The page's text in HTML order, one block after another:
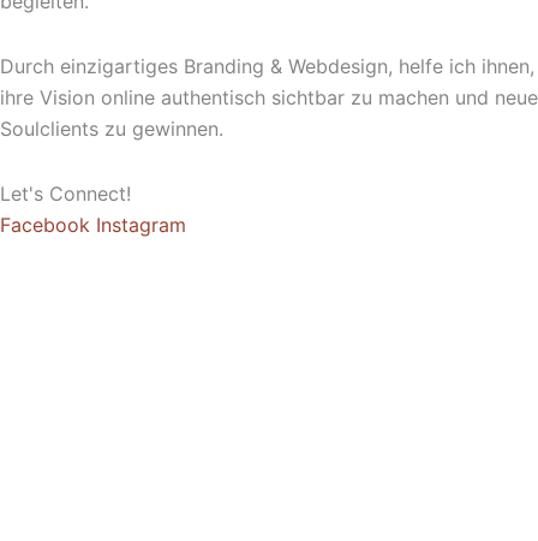
Durch einzigartiges Branding & Webdesign, helfe ich ihnen,
ihre Vision online authentisch sichtbar zu machen und neue
Soulclients zu gewinnen.
Let's Connect!
Facebook Instagram